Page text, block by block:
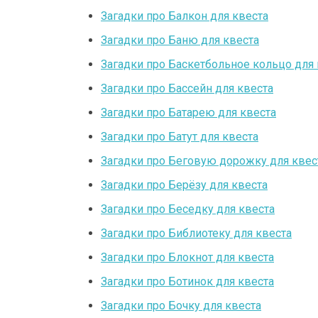
Загадки про Балкон для квеста
Загадки про Баню для квеста
Загадки про Баскетбольное кольцо для
Загадки про Бассейн для квеста
Загадки про Батарею для квеста
Загадки про Батут для квеста
Загадки про Беговую дорожку для
Загадки про Берёзу для квеста
Загадки про Беседку для квеста
Загадки про Библиотеку для квеста
Загадки про Блокнот для квеста
Загадки про Ботинок для квеста
Загадки про Бочку для квеста